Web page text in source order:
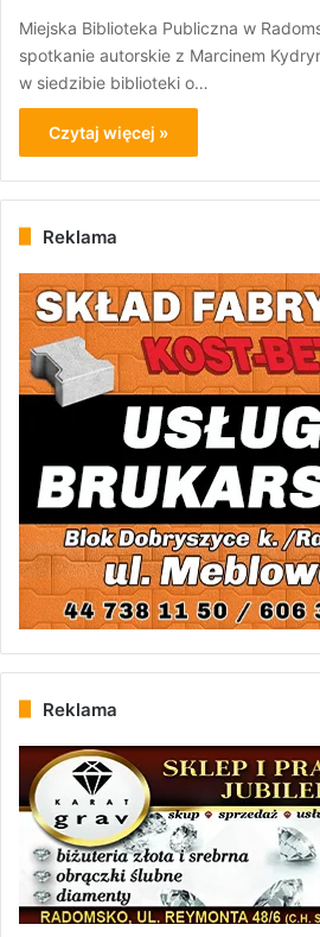
Miejska Biblioteka Publiczna w
spotkanie autorskie z Marcinem
w siedzibie biblioteki o…
Czytaj więcej »
Reklama
Reklama